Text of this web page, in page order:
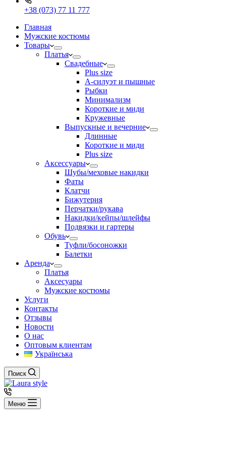
+38 (073) 77 11 777
Главная
Мужские костюмы
Товары
Платья
Свадебные
Plus size
А-силуэт и пышные
Рыбки
Минимализм
Короткие и миди
Кружевные
Выпускные и вечерние
Длинные
Короткие и миди
Plus size
Аксессуары
Шубы/меховые накидки
Фаты
Клатчи
Бижутерия
Перчатки/рукава
Накидки/кейпы/шлейфы
Подвязки и гартеры
Обувь
Туфли/босоножки
Балетки
Аренда
Платья
Аксесуары
Мужские костюмы
Услуги
Контакты
Отзывы
Новости
О нас
Оптовым клиентам
Українська
Поиск
Меню